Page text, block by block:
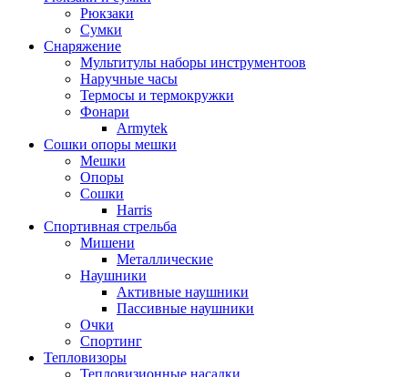
Рюкзаки
Сумки
Снаряжение
Мультитулы наборы инструментоов
Наручные часы
Термосы и термокружки
Фонари
Armytek
Сошки опоры мешки
Мешки
Опоры
Сошки
Harris
Спортивная стрельба
Мишени
Металлические
Наушники
Активные наушники
Пассивные наушники
Очки
Спортинг
Тепловизоры
Тепловизионные насадки